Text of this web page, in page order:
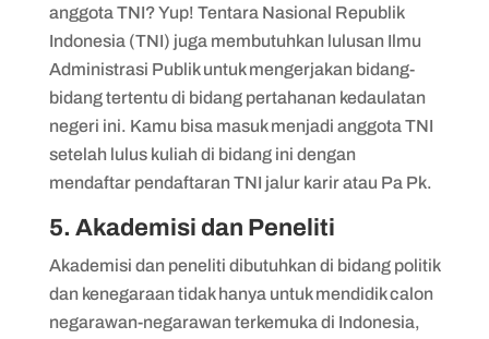
anggota TNI? Yup! Tentara Nasional Republik
Indonesia (TNI) juga membutuhkan lulusan Ilmu
Administrasi Publik untuk mengerjakan bidang-
bidang tertentu di bidang pertahanan kedaulatan
negeri ini. Kamu bisa masuk menjadi anggota TNI
setelah lulus kuliah di bidang ini dengan
mendaftar pendaftaran TNI jalur karir atau Pa Pk.
5. Akademisi dan Peneliti
Akademisi dan peneliti dibutuhkan di bidang politik
dan kenegaraan tidak hanya untuk mendidik calon
negarawan-negarawan terkemuka di Indonesia,